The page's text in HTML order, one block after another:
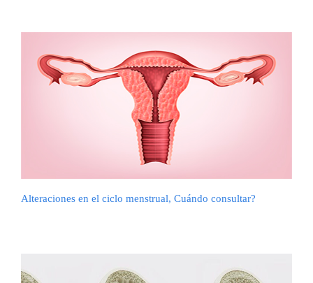
Alteraciones en el ciclo menstrual, Cuándo consultar?